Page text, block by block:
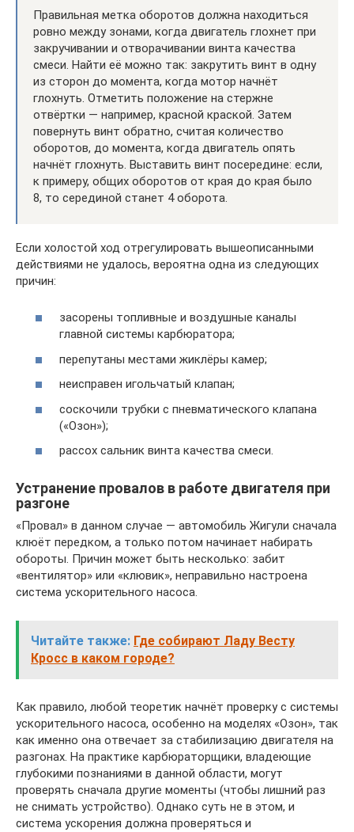
Правильная метка оборотов должна находиться
ровно между зонами, когда двигатель глохнет при
закручивании и отворачивании винта качества
смеси. Найти её можно так: закрутить винт в одну
из сторон до момента, когда мотор начнёт
глохнуть. Отметить положение на стержне
отвёртки — например, красной краской. Затем
повернуть винт обратно, считая количество
оборотов, до момента, когда двигатель опять
начнёт глохнуть. Выставить винт посередине: если,
к примеру, общих оборотов от края до края было
8, то серединой станет 4 оборота.
Если холостой ход отрегулировать вышеописанными
действиями не удалось, вероятна одна из следующих
причин:
засорены топливные и воздушные каналы
главной системы карбюратора;
перепутаны местами жиклёры камер;
неисправен игольчатый клапан;
соскочили трубки с пневматического клапана
(«Озон»);
рассох сальник винта качества смеси.
Устранение провалов в работе двигателя при
разгоне
«Провал» в данном случае — автомобиль Жигули сначала
клюёт передком, а только потом начинает набирать
обороты. Причин может быть несколько: забит
«вентилятор» или «клювик», неправильно настроена
система ускорительного насоса.
Читайте также: Где собирают Ладу Весту
Кросс в каком городе?
Как правило, любой теоретик начнёт проверку с системы
ускорительного насоса, особенно на моделях «Озон», так
как именно она отвечает за стабилизацию двигателя на
разгонах. На практике карбюраторщики, владеющие
глубокими познаниями в данной области, могут
проверять сначала другие моменты (чтобы лишний раз
не снимать устройство). Однако суть не в этом, и
система ускорения должна проверяться и